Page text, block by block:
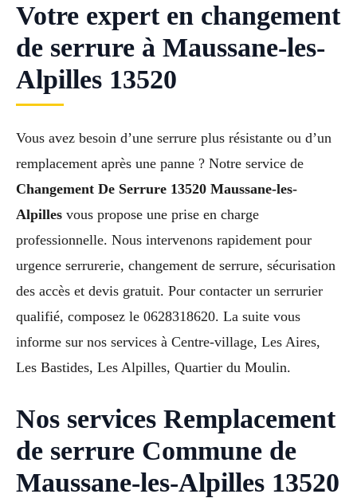
Votre expert en changement
de serrure à Maussane-les-
Alpilles 13520
Vous avez besoin d’une serrure plus résistante ou d’un
remplacement après une panne ? Notre service de
Changement De Serrure 13520 Maussane-les-
Alpilles vous propose une prise en charge
professionnelle. Nous intervenons rapidement pour
urgence serrurerie, changement de serrure, sécurisation
des accès et devis gratuit. Pour contacter un serrurier
qualifié, composez le 0628318620. La suite vous
informe sur nos services à Centre-village, Les Aires,
Les Bastides, Les Alpilles, Quartier du Moulin.
Nos services Remplacement
de serrure Commune de
Maussane-les-Alpilles 13520